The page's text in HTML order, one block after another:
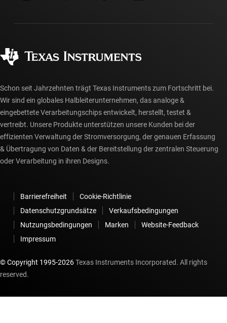
myTI-Konto FAQs
Häufig gestellte Fragen zu Bestellungen
Schon seit Jahrzehnten trägt Texas Instruments zum Fortschritt bei.
Wir sind ein globales Halbleiterunternehmen, das analoge &
eingebettete Verarbeitungschips entwickelt, herstellt, testet &
vertreibt. Unsere Produkte unterstützen unsere Kunden bei der
effizienten Verwaltung der Stromversorgung, der genauen Erfassung
& Übertragung von Daten & der Bereitstellung der zentralen Steuerung
oder Verarbeitung in ihren Designs.
Barrierefreiheit
Cookie-Richtlinie
Datenschutzgrundsätze
Verkaufsbedingungen
Nutzungsbedingungen
Marken
Website-Feedback
Impressum
© Copyright 1995-2026Texas Instruments Incorporated. All rights
reserved.